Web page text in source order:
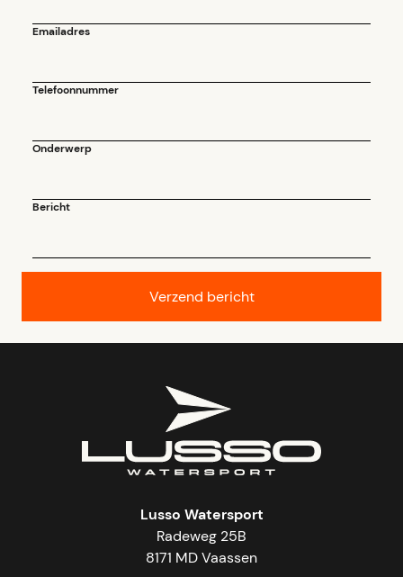
Emailadres
Telefoonnummer
Onderwerp
Bericht
Lusso Watersport
Radeweg 25B
8171 MD Vaassen